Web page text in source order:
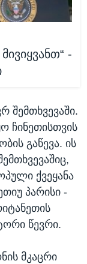
-
შემთხვევაში.
ჩინეთისთვის
გაწევა. ის
ქვეყანა
პარისი -
წევრი.
მკაცრი